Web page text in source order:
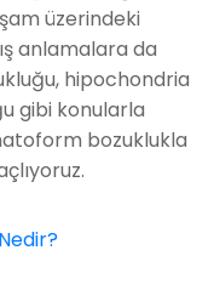
üzerindeki
anlamalara da
hipochondria
gibi konularla
bozuklukla